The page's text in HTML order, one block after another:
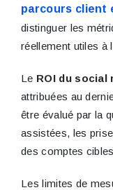
parcours client
distinguer les
réellement utiles à
Le ROI du social
attribuées au
être évalué par la
assistées, les
des comptes
Les limites de